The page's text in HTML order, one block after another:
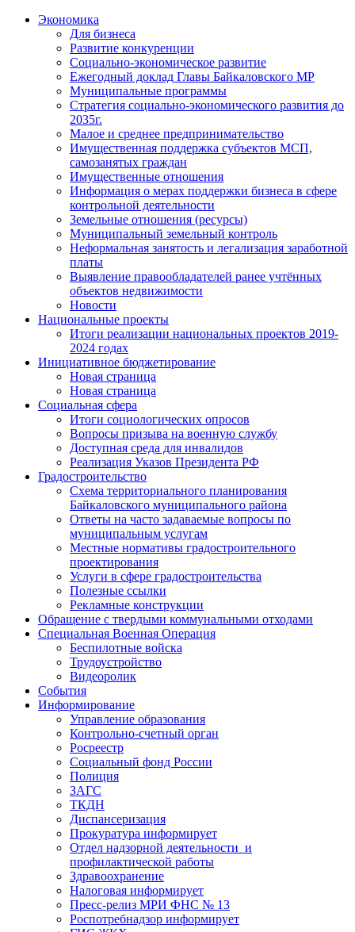
Экономика
Для бизнеса
Развитие конкуренции
Социально-экономическое развитие
Ежегодный доклад Главы Байкаловского МР
Муниципальные программы
Стратегия социально-экономического развития до
2035г.
Малое и среднее предпринимательство
Имущественная поддержка субъектов МСП,
самозанятых граждан
Имущественные отношения
Информация о мерах поддержки бизнеса в сфере
контрольной деятельности
Земельные отношения (ресурсы)
Муниципальный земельный контроль
Неформальная занятость и легализация заработной
платы
Выявление правообладателей ранее учтённых
объектов недвижимости
Новости
Национальные проекты
Итоги реализации национальных проектов 2019-
2024 годах
Инициативное бюджетирование
Новая страница
Новая страница
Социальная сфера
Итоги социологических опросов
Вопросы призыва на военную службу
Доступная среда для инвалидов
Реализация Указов Президента РФ
Градостроительство
Схема территориального планирования
Байкаловского муниципального района
Ответы на часто задаваемые вопросы по
муниципальным услугам
Местные нормативы градостроительного
проектирования
Услуги в сфере градостроительства
Полезные ссылки
Рекламные конструкции
Обращение с твердыми коммунальными отходами
Специальная Военная Операция
Беспилотные войска
Трудоустройство
Видеоролик
События
Информирование
Управление образования
Контрольно-счетный орган
Росреестр
Социальный фонд России
Полиция
ЗАГС
ТКДН
Диспансеризация
Прокуратура информирует
Отдел надзорной деятельности и
профилактической работы
Здравоохранение
Налоговая информирует
Пресс-релиз МРИ ФНС № 13
Роспотребнадзор информирует